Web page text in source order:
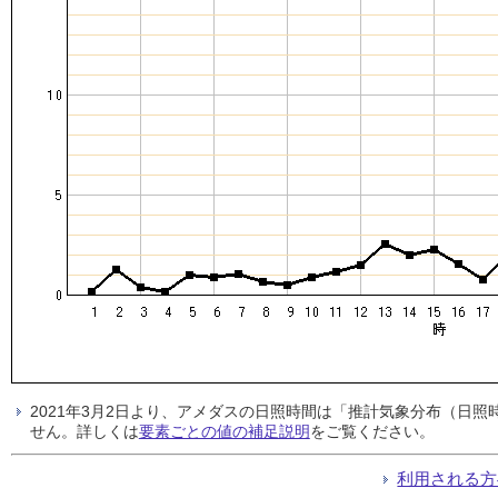
2021年3月2日より、アメダスの日照時間は「推計気象分布（日
せん。詳しくは要素ごとの値の補足説明をご覧ください。
利用される